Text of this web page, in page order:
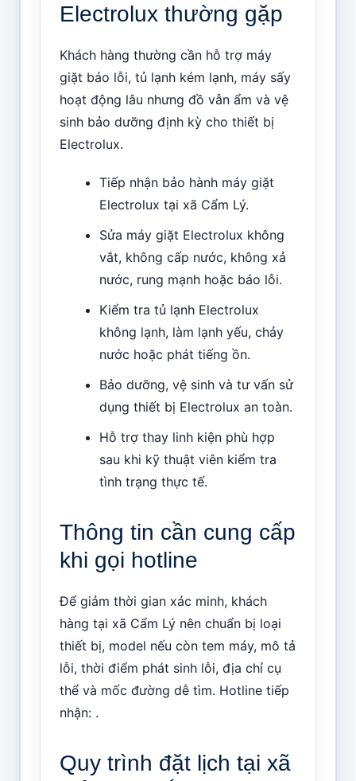
Electrolux thường gặp
Khách hàng thường cần hỗ trợ máy
giặt báo lỗi, tủ lạnh kém lạnh, máy sấy
hoạt động lâu nhưng đồ vẫn ẩm và vệ
sinh bảo dưỡng định kỳ cho thiết bị
Electrolux.
Tiếp nhận bảo hành máy giặt
Electrolux tại xã Cẩm Lý.
Sửa máy giặt Electrolux không
vắt, không cấp nước, không xả
nước, rung mạnh hoặc báo lỗi.
Kiểm tra tủ lạnh Electrolux
không lạnh, làm lạnh yếu, chảy
nước hoặc phát tiếng ồn.
Bảo dưỡng, vệ sinh và tư vấn sử
dụng thiết bị Electrolux an toàn.
Hỗ trợ thay linh kiện phù hợp
sau khi kỹ thuật viên kiểm tra
tình trạng thực tế.
Thông tin cần cung cấp
khi gọi hotline
Để giảm thời gian xác minh, khách
hàng tại xã Cẩm Lý nên chuẩn bị loại
thiết bị, model nếu còn tem máy, mô tả
lỗi, thời điểm phát sinh lỗi, địa chỉ cụ
thể và mốc đường dễ tìm. Hotline tiếp
nhận: .
Quy trình đặt lịch tại xã